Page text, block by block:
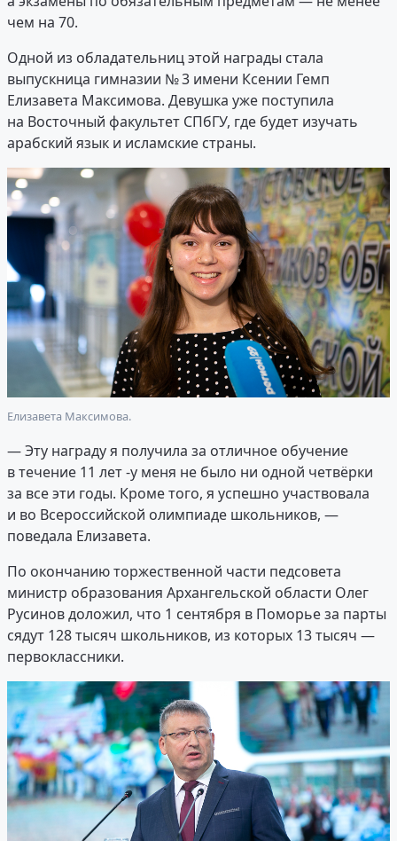
чем на 70.
Одной из обладательниц этой награды стала
выпускница гимназии № 3 имени Ксении Гемп
Елизавета Максимова. Девушка уже поступила
на Восточный факультет СПбГУ, где будет изучать
арабский язык и исламские страны.
Елизавета Максимова.
— Эту награду я получила за отличное обучение
в течение 11 лет -у меня не было ни одной четвёрки
за все эти годы. Кроме того, я успешно участвовала
и во Всероссийской олимпиаде школьников, —
поведала Елизавета.
По окончанию торжественной части педсовета
министр образования Архангельской области Олег
Русинов доложил, что 1 сентября в Поморье за парты
сядут 128 тысяч школьников, из которых 13 тысяч —
первоклассники.